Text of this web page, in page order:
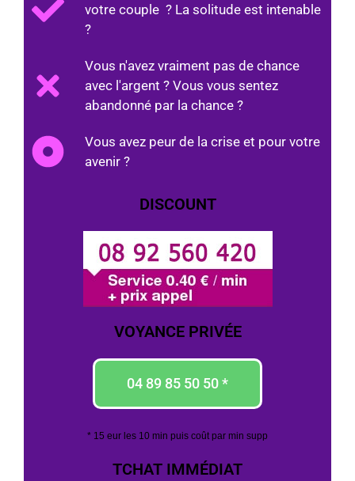
votre couple ? La solitude est intenable
?
Vous n'avez vraiment pas de chance
avec l'argent ? Vous vous sentez
abandonné par la chance ?
Vous avez peur de la crise et pour votre
avenir ?
DISCOUNT
VOYANCE PRIVÉE
04 89 85 50 50 *
* 15 eur les 10 min puis coût par min supp
TCHAT IMMÉDIAT